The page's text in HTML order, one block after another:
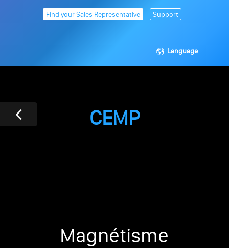
Find your Sales Representative Support
Language
CEMP
Magnétisme